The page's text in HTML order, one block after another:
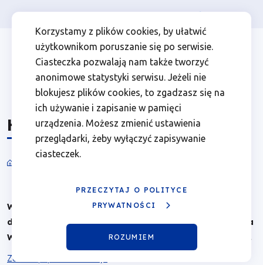
Korzystamy z plików cookies, by ułatwić
użytkownikom poruszanie się po serwisie.
Ciasteczka pozwalają nam także tworzyć
anonimowe statystyki serwisu. Jeżeli nie
blokujesz plików cookies, to zgadzasz się na
ich używanie i zapisanie w pamięci
urządzenia. Możesz zmienić ustawienia
przeglądarki, żeby wyłączyć zapisywanie
ciasteczek.
PRZECZYTAJ O POLITYCE
PRYWATNOŚCI
ROZUMIEM
Harmonogram
naborów
Fundusze
Europejskie
dla
Wielkopolski
Przejdź
głównej
nawigacji
Przejdź
wyszukiwarki
Przejdź
zawartości
strony
Przejdź
stopki
Menu
Header
Top
Osoba prywatna Firma
Menu
top
left
Harmonogram naborów
Wersja harmonogramu naborów wniosków o
dofinansowanie dla Programu Fundusze Europejskie dla
Wielkopolski 2021-2027 obowiązująca od 23 lipca 2026 r.
Zobacz poprzednie wersje